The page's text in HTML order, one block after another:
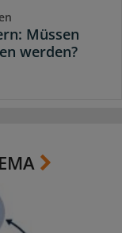
Müssen
werden?